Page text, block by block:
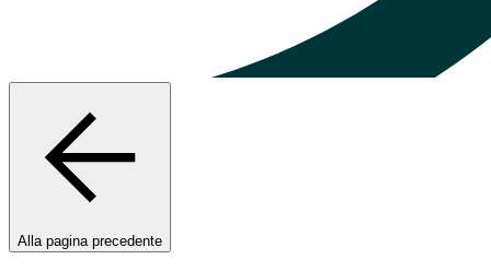
Alla pagina precedente